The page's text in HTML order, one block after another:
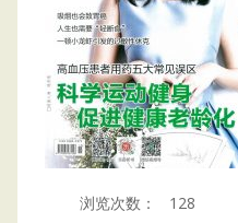
浏览次数： 128